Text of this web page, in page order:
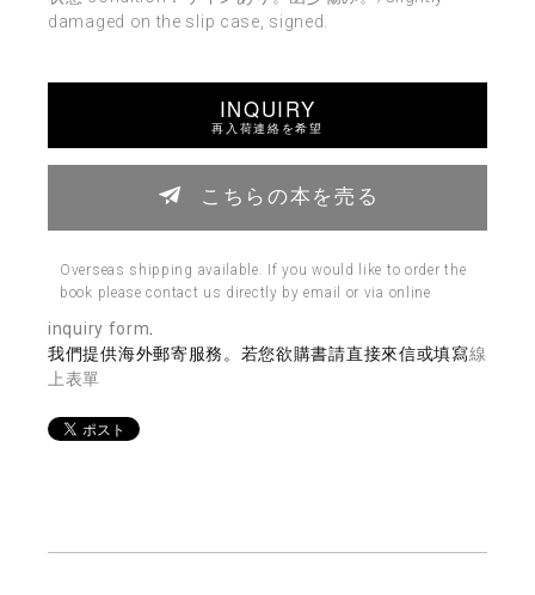
damaged on the slip case, signed.
INQUIRY
再入荷連絡を希望
こちらの本を売る
Overseas shipping available. If you would like to order the
book please contact us directly by email or via online
inquiry form
我們提供海外郵寄服務。若您欲購書請直接來信或填寫線
上表單